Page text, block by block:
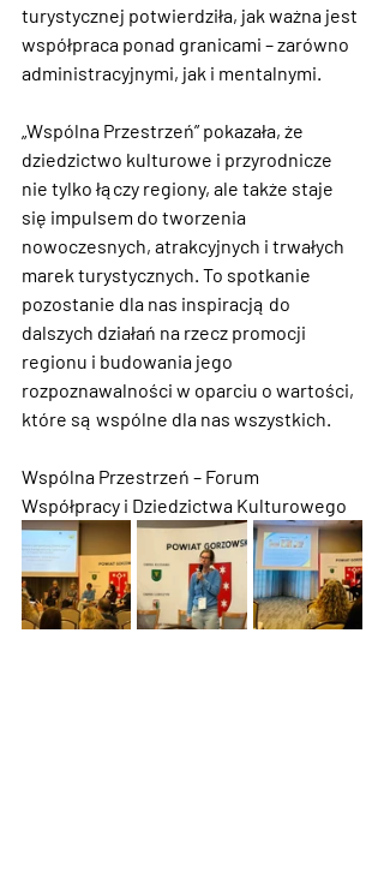
turystycznej potwierdziła, jak ważna jest
współpraca ponad granicami – zarówno
administracyjnymi, jak i mentalnymi.
„Wspólna Przestrzeń” pokazała, że
dziedzictwo kulturowe i przyrodnicze
nie tylko łączy regiony, ale także staje
się impulsem do tworzenia
nowoczesnych, atrakcyjnych i trwałych
marek turystycznych. To spotkanie
pozostanie dla nas inspiracją do
dalszych działań na rzecz promocji
regionu i budowania jego
rozpoznawalności w oparciu o wartości,
które są wspólne dla nas wszystkich.
Wspólna Przestrzeń – Forum
Współpracy i Dziedzictwa Kulturowego